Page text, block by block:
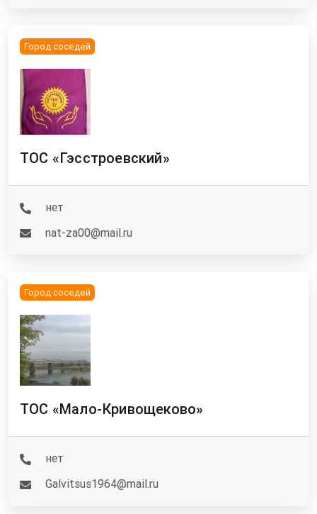
Город соседей
ТОС «Гэсстроевский»
нет
nat-za00@mail.ru
Город соседей
ТОС «Мало-Кривощеково»
нет
Galvitsus1964@mail.ru